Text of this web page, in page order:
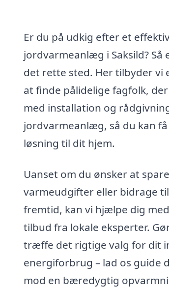
Er du på udkig efter et
jordvarmeanlæg i Saksild? Så
det rette sted. Her tilbyder vi
at finde pålidelige fagfolk,
med installation og
jordvarmeanlæg, så du kan
løsning til dit hjem.
Uanset om du ønsker at
varmeudgifter eller bidrage
fremtid, kan vi hjælpe dig
tilbud fra lokale eksperter.
træffe det rigtige valg for dit
energiforbrug – lad os guide
mod en bæredygtig